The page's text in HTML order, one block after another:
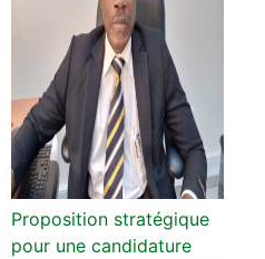
Proposition stratégique
pour une candidature